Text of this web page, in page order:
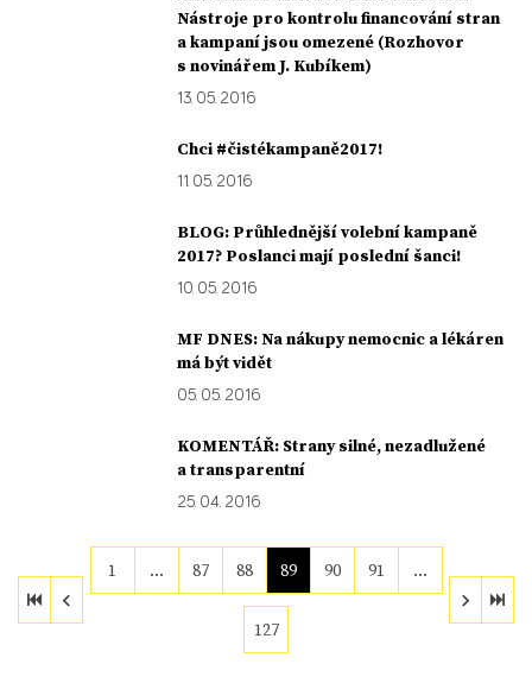
Nástroje pro kontrolu financování stran
a kampaní jsou omezené (Rozhovor
s novinářem J. Kubíkem)
13. 05. 2016
Chci #čistékampaně2017!
11. 05. 2016
BLOG: Průhlednější volební kampaně
2017? Poslanci mají poslední šanci!
10. 05. 2016
MF DNES: Na nákupy nemocnic a lékáren
má být vidět
05. 05. 2016
KOMENTÁŘ: Strany silné, nezadlužené
a transparentní
25. 04. 2016
1 … 87 88 89 90 91 …
127